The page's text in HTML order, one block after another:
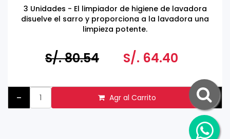
3 Unidades - El limpiador de higiene de lavadora
disuelve el sarro y proporciona a la lavadora una
limpieza potente.
Hecho en Alemania
S/. 80.54 S/. 64.40
- Agr al Carrito +